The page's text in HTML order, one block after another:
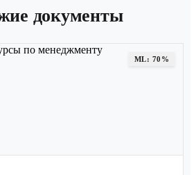
документы
ML: 70%